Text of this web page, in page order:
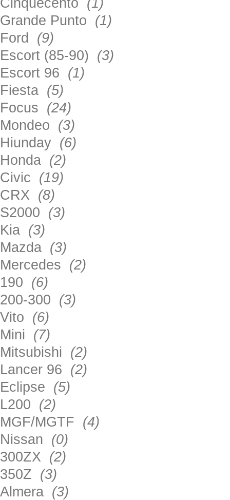
Cinquecento (1)
Grande Punto (1)
Ford (9)
Escort (85-90) (3)
Escort 96 (1)
Fiesta (5)
Focus (24)
Mondeo (3)
Hiunday (6)
Honda (2)
Civic (19)
CRX (8)
S2000 (3)
Kia (3)
Mazda (3)
Mercedes (2)
190 (6)
200-300 (3)
Vito (6)
Mini (7)
Mitsubishi (2)
Lancer 96 (2)
Eclipse (5)
L200 (2)
MGF/MGTF (4)
Nissan (0)
300ZX (2)
350Z (3)
Almera (3)